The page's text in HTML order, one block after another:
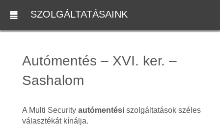
SZOLGÁLTATÁSAINK
Autómentés – XVI. ker. –
Sashalom
A Multi Security autómentésiszolgáltatások széles
választékát kínálja.